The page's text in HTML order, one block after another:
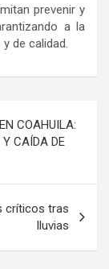
prevenir y
a la
de calidad.
COAHUILA:
Y CAÍDA DE
críticos tras
lluvias